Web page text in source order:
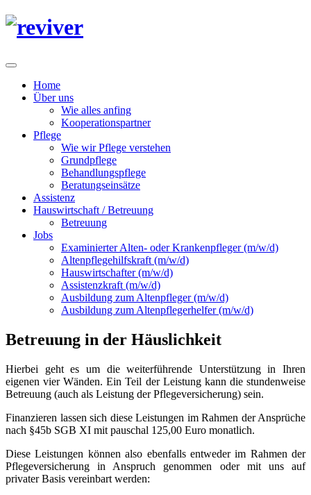
Home
Über uns
Wie alles anfing
Kooperationspartner
Pflege
Wie wir Pflege verstehen
Grundpflege
Behandlungspflege
Beratungseinsätze
Assistenz
Hauswirtschaft / Betreuung
Betreuung
Jobs
Examinierter Alten- oder Krankenpfleger (m/w/d)
Altenpflegehilfskraft (m/w/d)
Hauswirtschafter (m/w/d)
Assistenzkraft (m/w/d)
Ausbildung zum Altenpfleger (m/w/d)
Ausbildung zum Altenpflegerhelfer (m/w/d)
Betreuung in der Häuslichkeit
Hierbei geht es um die weiterführende Unterstützung in Ihren
eigenen vier Wänden. Ein Teil der Leistung kann die stundenweise
Betreuung (auch als Leistung der Pflegeversicherung) sein.
Finanzieren lassen sich diese Leistungen im Rahmen der Ansprüche
nach §45b SGB XI mit pauschal 125,00 Euro monatlich.
Diese Leistungen können also ebenfalls entweder im Rahmen der
Pflegeversicherung in Anspruch genommen oder mit uns auf
privater Basis vereinbart werden: